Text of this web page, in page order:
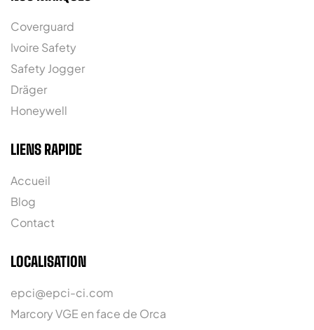
Coverguard
Ivoire Safety
Safety Jogger
Dräger
Honeywell
LIENS RAPIDE
Accueil
Blog
Contact
LOCALISATION
epci@epci-ci.com
Marcory VGE en face de Orca